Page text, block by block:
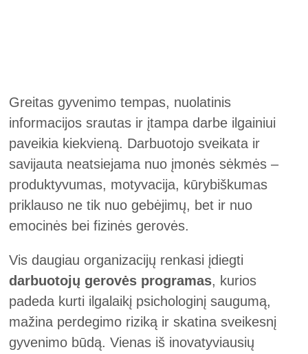
Greitas gyvenimo tempas, nuolatinis
informacijos srautas ir įtampa darbe ilgainiui
paveikia kiekvieną. Darbuotojo sveikata ir
savijauta neatsiejama nuo įmonės sėkmės –
produktyvumas, motyvacija, kūrybiškumas
priklauso ne tik nuo gebėjimų, bet ir nuo
emocinės bei fizinės gerovės.
Vis daugiau organizacijų renkasi įdiegti
darbuotojų gerovės programas, kurios
padeda kurti ilgalaikį psichologinį saugumą,
mažina perdegimo riziką ir skatina sveikesnį
gyvenimo būdą. Vienas iš inovatyviausių